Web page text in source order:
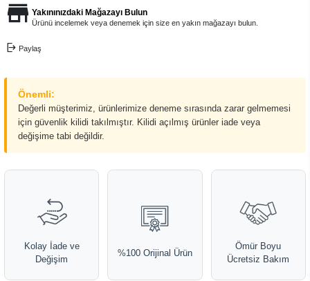
Yakınınızdaki Mağazayı Bulun
Ürünü incelemek veya denemek için size en yakın mağazayı bulun.
Paylaş
Önemli:
Değerli müşterimiz, ürünlerimize deneme sırasında zarar gelmemesi
için güvenlik kilidi takılmıştır. Kilidi açılmış ürünler iade veya
değişime tabi değildir.
Kolay İade ve
Değişim
%100 Orijinal Ürün
Ömür Boyu
Ücretsiz Bakım